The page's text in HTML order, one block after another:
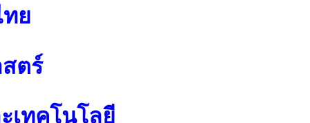
ย
ตร์
เทคโนโลยี